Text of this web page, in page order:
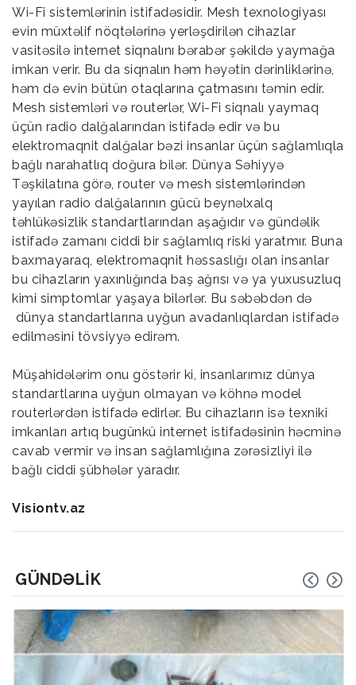
Wi-Fi sistemlərinin istifadəsidir. Mesh texnologiyası
evin müxtəlif nöqtələrinə yerləşdirilən cihazlar
vasitəsilə internet siqnalını bərabər şəkildə yaymağa
imkan verir. Bu da siqnalın həm həyətin dərinliklərinə,
həm də evin bütün otaqlarına çatmasını təmin edir.
Mesh sistemləri və routerlər, Wi-Fi siqnalı yaymaq
üçün radio dalğalarından istifadə edir və bu
elektromaqnit dalğalar bəzi insanlar üçün sağlamlıqla
bağlı narahatlıq doğura bilər. Dünya Səhiyyə
Təşkilatına görə, router və mesh sistemlərindən
yayılan radio dalğalarının gücü beynəlxalq
təhlükəsizlik standartlarından aşağıdır və gündəlik
istifadə zamanı ciddi bir sağlamlıq riski yaratmır. Buna
baxmayaraq, elektromaqnit həssaslığı olan insanlar
bu cihazların yaxınlığında baş ağrısı və ya yuxusuzluq
kimi simptomlar yaşaya bilərlər. Bu səbəbdən də
dünya standartlarına uyğun avadanlıqlardan istifadə
edilməsini tövsiyyə edirəm.
Müşahidələrim onu göstərir ki, insanlarımız dünya
standartlarına uyğun olmayan və köhnə model
routerlərdən istifadə edirlər. Bu cihazların isə texniki
imkanları artıq bugünkü internet istifadəsinin həcminə
cavab vermir və insan sağlamlığına zərəsizliyi ilə
bağlı ciddi şübhələr yaradır.
Visiontv.az
GÜNDƏLIK